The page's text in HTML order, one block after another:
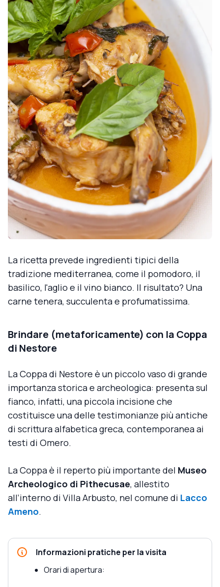
La ricetta prevede ingredienti tipici della
tradizione mediterranea, come il pomodoro, il
basilico, l'aglio e il vino bianco. Il risultato? Una
carne tenera, succulenta e profumatissima.
Brindare (metaforicamente) con la Coppa
di Nestore
La Coppa di Nestore è un piccolo vaso di grande
importanza storica e archeologica: presenta sul
fianco, infatti, una piccola incisione che
costituisce una delle testimonianze più antiche
di scrittura alfabetica greca, contemporanea ai
testi di Omero.
La Coppa è il reperto più importante del Museo
Archeologico di Pithecusae, allestito
all’interno di Villa Arbusto, nel comune di Lacco
Ameno.
Informazioni pratiche per la visita
Orari di apertura: